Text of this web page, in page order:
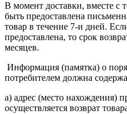
В момент доставки, вместе с
быть предоставлена
товар в течение 7-и дней.
предоставлена, то срок
месяцев.
Информация (памятка) о
потребителем должна
а) адрес (место нахождения)
осуществляется возврат